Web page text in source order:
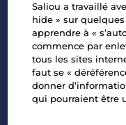
Saliou a travaillé
hide » sur
apprendre à «
commence par
tous les sites
faut se «
donner
qui pourraient être